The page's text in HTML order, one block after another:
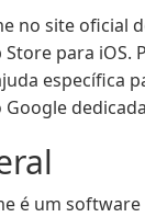
no site oficial
para iOS.
específica
é um